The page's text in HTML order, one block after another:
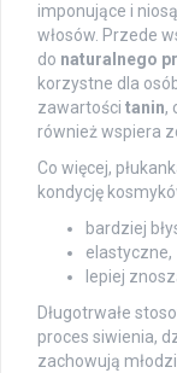
imponujące i
włosów. Przede
do naturalnego
korzystne dla
zawartości tanin,
również wspiera
Co więcej,
kondycję
bardziej
elastyczne,
lepiej
Długotrwałe
proces siwienia,
zachowują